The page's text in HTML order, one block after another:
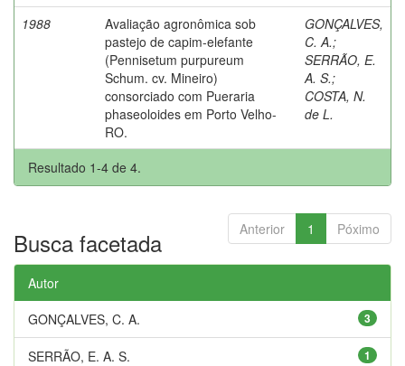
1988
Avaliação agronômica sob
pastejo de capim-elefante
(Pennisetum purpureum
Schum. cv. Mineiro)
consorciado com Pueraria
phaseoloides em Porto Velho-
RO.
GONÇALVES,
C. A.;
SERRÃO, E.
A. S.;
COSTA, N.
de L.
Resultado 1-4 de 4.
Anterior 1 Póximo
Busca facetada
Autor
3
GONÇALVES, C. A.
1
SERRÃO, E. A. S.